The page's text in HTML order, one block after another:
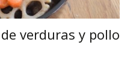
verduras y pollo